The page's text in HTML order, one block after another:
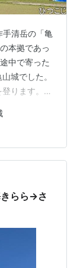
清岳の「亀
本拠であっ
中で寄った
城でした。
ります。
す。 腰曲
に西曲輪
を振り返り
亀山城址 天
市…
きらら→さ